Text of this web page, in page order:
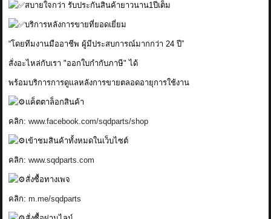
สบายใจกว่า รับประกันสินค้ายาวนาน1ปีเต็ม
บริการหลังการขายที่ยอดเยี่ยม
“โดยทีมงานมืออาชีพ ผู้มีประสบการณ์มากกว่า 24 ปี”
สั่งอะไหล่กับเรา "ออกใบกำกับภาษี" ได้
พร้อมบริการการดูแลหลังการขายตลอดอายุการใช้งาน
แค็ตตาล็อกสินค้า
คลิก:www.facebook.com/sqdparts/shop
เข้าชมสินค้าทั้งหมดในเว็บไซต์
คลิก:www.sqdparts.com
สั่งซื้อทางเพจ
คลิก:m.me/sqdparts